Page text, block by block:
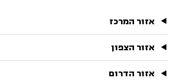
אזור המרכז
אזור הצפון
אזור הדרום